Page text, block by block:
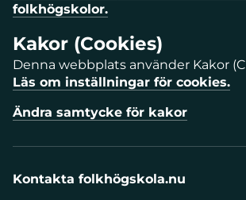
folkhögskolor.
Kakor (Cookies)
Denna webbplats använder Kakor
Läs om inställningar för cookies.
Ändra samtycke för kakor
Kontakta folkhögskola.nu